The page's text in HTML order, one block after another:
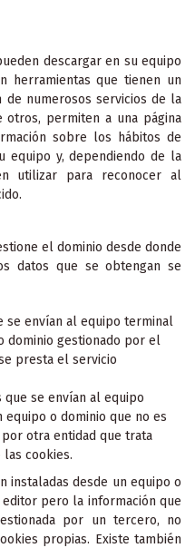
descargar en su equipo
herramientas que tienen un
numerosos servicios de la
otros, permiten a una página
sobre los hábitos de
equipo y, dependiendo de la
utilizar para reconocer al
el dominio desde donde
datos que se obtengan se
se envían al equipo terminal
dominio gestionado por el
presta el servicio
se envían al equipo
o dominio que no es
otra entidad que trata
cookies.
instaladas desde un equipo o
pero la información que
por un tercero, no
propias. Existe también